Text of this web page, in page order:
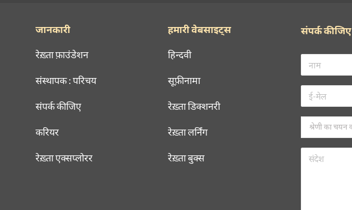
जानकारी
रेख़्ता फ़ाउंडेशन
संस्थापक : परिचय
संपर्क कीजिए
करियर
रेख़्ता एक्सप्लोरर
हमारी वेबसाइट्स
हिन्दवी
सूफ़ीनामा
रेख़्ता डिक्शनरी
रेख़्ता लर्निंग
रेख़्ता बुक्स
संपर्क कीजिए